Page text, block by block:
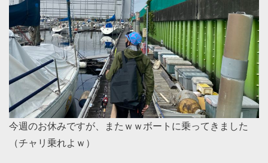
今週のお休みですが、またｗｗボートに乗ってきました
（チャリ乗れよｗ）